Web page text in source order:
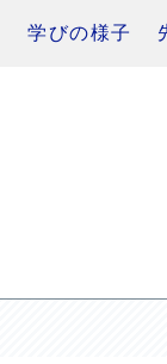
学びの様子